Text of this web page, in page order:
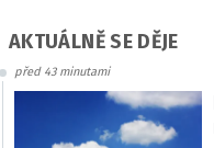
AKTUÁLNĚ SE DĚJE
před 43 minutami